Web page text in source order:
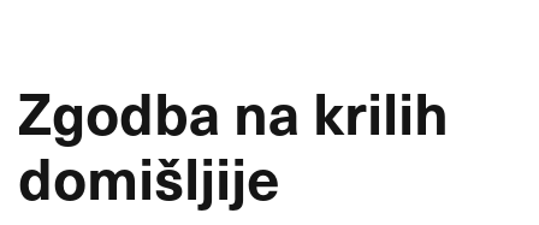
Zgodba na krilih
domišljije